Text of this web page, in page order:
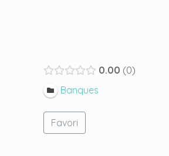
0.00 0
Banques
Favori